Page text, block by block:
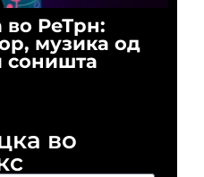
во РеТрн:
музика од
соништа
во